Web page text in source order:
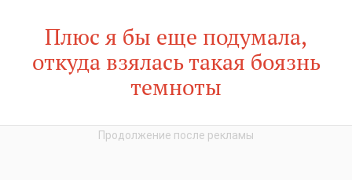
Плюс я бы еще подумала,
откуда взялась такая боязнь
темноты